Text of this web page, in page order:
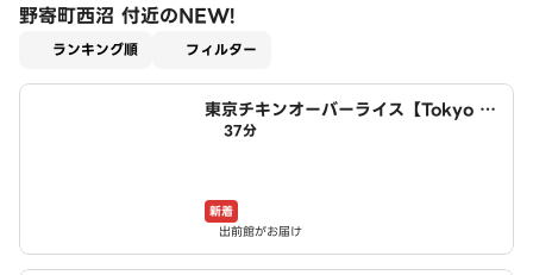
野寄町西沼 付近のNEW!
ランキング順 フィルター
東京チキンオーバーライス【Tokyo C
hicken 】 小牧店
37分
新着
出前館がお届け